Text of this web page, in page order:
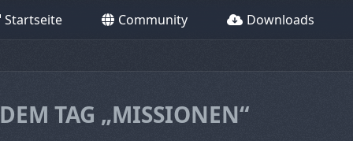
Startseite Community Downloads
TAG „MISSIONEN“